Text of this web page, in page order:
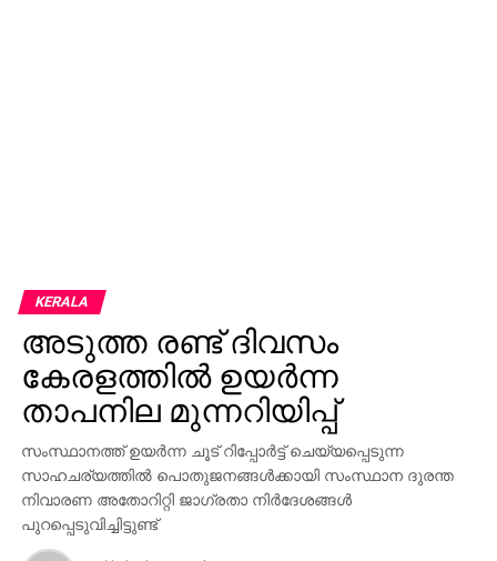
KERALA
അടുത്ത രണ്ട് ദിവസം
കേരളത്തില്‍ ഉയര്‍ന്ന
താപനില മുന്നറിയിപ്പ്
സംസ്ഥാനത്ത് ഉയർന്ന ചൂട് റിപ്പോർട്ട് ചെയ്യപ്പെടുന്ന
സാഹചര്യത്തിൽ പൊതുജനങ്ങൾക്കായി സംസ്ഥാന ദുരന്ത
നിവാരണ അതോറിറ്റി ജാഗ്രതാ നിർദേശങ്ങൾ
പുറപ്പെടുവിച്ചിട്ടുണ്ട്